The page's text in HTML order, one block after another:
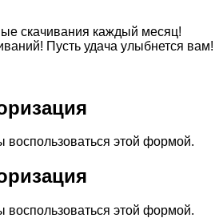
скачивания каждый месяц!
Пусть удача улыбнется вам!
воспользоваться этой формой.
воспользоваться этой формой.